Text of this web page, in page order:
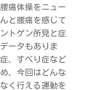
痛体操をニュー
と腰痛を感じて
トゲン所見と症
ータもありま
、すべり症など
、今回はどんな
く行える運動を